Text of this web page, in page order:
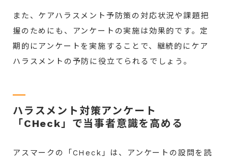
また、ケアハラスメント予防策の対応状況や課題把
握のためにも、アンケートの実施は効果的です。定
期的にアンケートを実施することで、継続的にケア
ハラスメントの予防に役立てられるでしょう。
ハラスメント対策アンケート
「CHeck」で当事者意識を高める
アスマークの「CHeck」は、アンケートの設問を読